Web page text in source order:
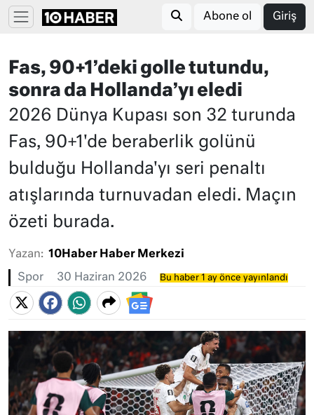
Abone ol Giriş
Fas, 90+1’deki golle tutundu,
sonra da Hollanda’yı eledi
2026 Dünya Kupası son 32 turunda
Fas, 90+1'de beraberlik golünü
bulduğu Hollanda'yı seri penaltı
atışlarında turnuvadan eledi. Maçın
özeti burada.
Yazan: 10Haber Haber Merkezi
Spor 30 Haziran 2026 Bu haber 1 ay önce yayınlandı